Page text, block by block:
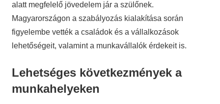
alatt megfelelő jövedelem jár a szülőnek.
Magyarországon a szabályozás kialakítása során
figyelembe vették a családok és a vállalkozások
lehetőségeit, valamint a munkavállalók érdekeit is.
Lehetséges következmények a
munkahelyeken